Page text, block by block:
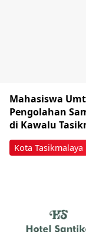
Kota Tasikmalaya
Mahasiswa
Pengolahan
di Kawalu